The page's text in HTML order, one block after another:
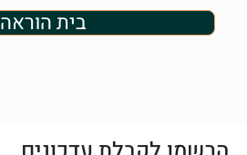
בית הוראה